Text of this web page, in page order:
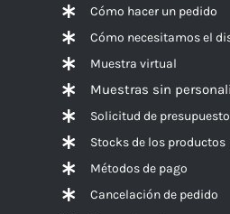
Cómo hacer un pedido
Cómo necesitamos el
Muestra virtual
Muestras sin
Solicitud de presupuesto
Stocks de los productos
Métodos de pago
Cancelación de pedido